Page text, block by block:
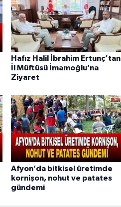
Hafız Halil İbrahim Ertunç’tan
İl Müftüsü İmamoğlu’na
Ziyaret
Afyon’da bitkisel üretimde
kornişon, nohut ve patates
gündemi